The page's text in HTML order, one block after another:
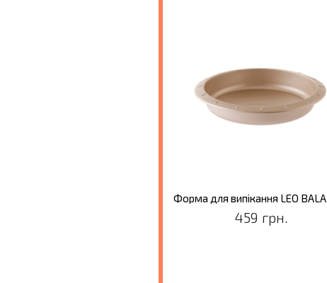
459 грн.